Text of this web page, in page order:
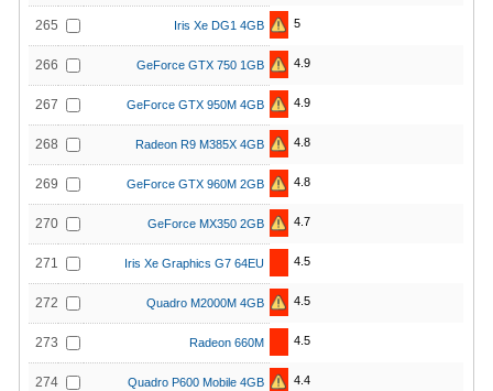
265 Iris Xe DG1 4GB 5
266 GeForce GTX 750 1GB 4.9
267 GeForce GTX 950M 4GB 4.9
268 Radeon R9 M385X 4GB 4.8
269 GeForce GTX 960M 2GB 4.8
270 GeForce MX350 2GB 4.7
271 Iris Xe Graphics G7 64EU 4.5
272 Quadro M2000M 4GB 4.5
273 Radeon 660M 4.5
274 Quadro P600 Mobile 4GB 4.4